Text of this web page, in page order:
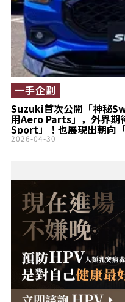
Suzuki首次公開「神秘
用Aero Parts」，外界
Sport」！也展現出朝向
Hatch「Aero Concept」
一手企劃
2026-04-30